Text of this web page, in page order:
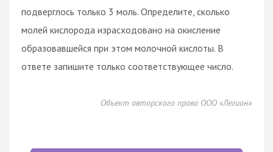
подверглось только 3 моль. Определите, сколько
молей кислорода израсходовано на окисление
образовавшейся при этом молочной кислоты. В
ответе запишите только соответствующее число.
Объект авторского права ООО «Легион»